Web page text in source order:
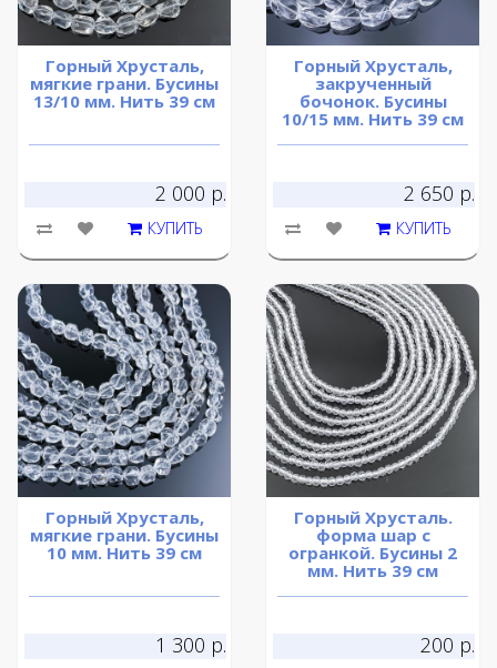
Горный Хрусталь,
мягкие грани. Бусины
13/10 мм. Нить 39 см
2 000 р.
КУПИТЬ
Горный Хрусталь,
закрученный
бочонок. Бусины
10/15 мм. Нить 39 см
2 650 р.
КУПИТЬ
Горный Хрусталь,
мягкие грани. Бусины
10 мм. Нить 39 см
1 300 р.
Горный Хрусталь.
форма шар с
огранкой. Бусины 2
мм. Нить 39 см
200 р.